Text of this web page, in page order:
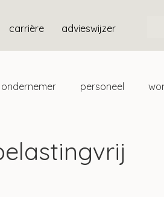
carrière advieswijzer
ondernemer personeel